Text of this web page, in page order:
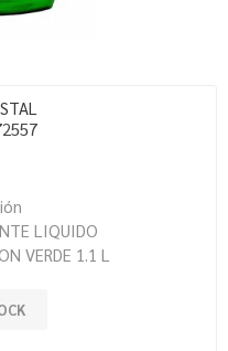
LIQUIDO
VERDE 1.1 L